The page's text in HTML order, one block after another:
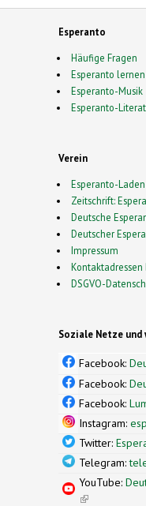
Esperanto
Häufige Fragen
Esperanto lernen
Esperanto-Musik
Esperanto-
Verein
Esperanto-
Zeitschrift:
Deutsche
Deutscher
Impressum
Kontaktadressen
DSGVO-
Soziale Netze
Facebook:
Facebook:
Facebook:
Instagram:
Twitter:
Telegram:
YouTube:
(link is external)